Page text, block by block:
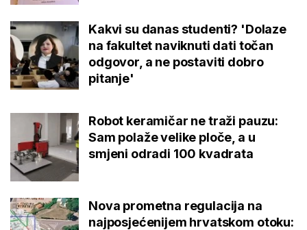
Kakvi su danas studenti? 'Dolaze
na fakultet naviknuti dati točan
odgovor, a ne postaviti dobro
pitanje'
Robot keramičar ne traži pauzu:
Sam polaže velike ploče, a u
smjeni odradi 100 kvadrata
Nova prometna regulacija na
najposjećenijem hrvatskom otoku: